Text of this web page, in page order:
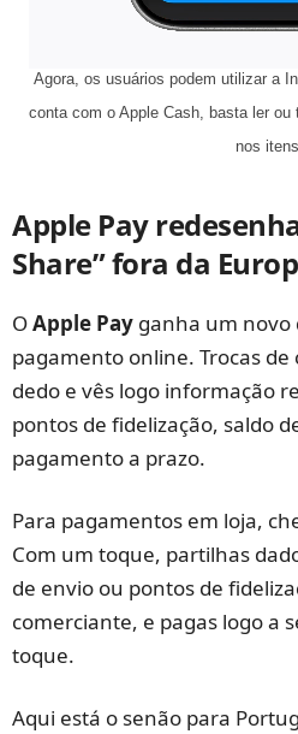
Agora, os usuários podem utilizar a
conta com o Apple Cash, basta ler
nos
Apple Pay
Share” fora da
OApple Pay ganha um novo
pagamento online. Trocas
dedo e vês logo informação
pontos de fidelização, saldo
pagamento a prazo.
Para pagamentos em loja,
Com um toque, partilhas
de envio ou pontos de
comerciante, e pagas logo a
toque.
Aqui está o senão para